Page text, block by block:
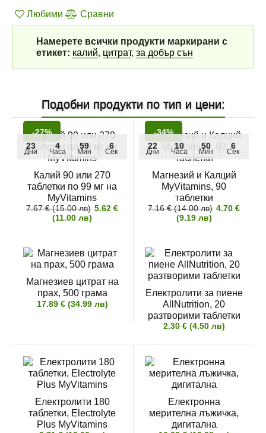
Любими Сравни
Намерете всички продукти маркирани с
етикет: калий, цитрат, за добър сън
Подобни продукти по тип и цени:
-27%
23
Дни
4
Часа
59
Мин
4
Сек
Калий 90 или 270
таблетки по 99 мг на
MyVitamins
7.67 € (15.00 лв) 5.62 €
(11.00 лв)
-34%
22
Дни
10
Часа
50
Мин
4
Сек
Магнезий и Калций
MyVitamins, 90
таблетки
7.16 € (14.00 лв) 4.70 €
(9.19 лв)
Магнезиев цитрат на
прах, 500 грама
17.89 € (34.99 лв)
Електролити за пиене
AllNutrition, 20
разтворими таблетки
2.30 € (4.50 лв)
Електролити 180
таблетки, Electrolyte
Plus MyVitamins
Електронна
мерителна лъжичка,
дигитална